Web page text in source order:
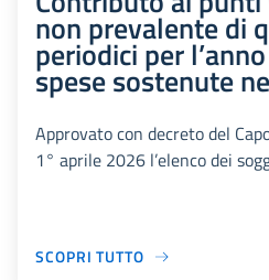
non prevalente di
periodici per
spese sostenute
Approvato con decreto del
1° aprile 2026 l’elenco dei
SCOPRI TUTTO